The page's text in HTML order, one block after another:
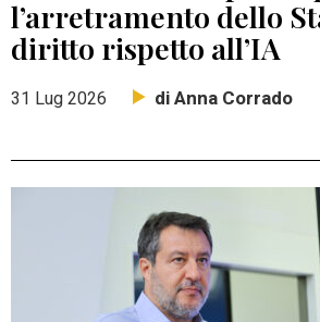
l’arretramento dello
diritto rispetto all’IA
31 Lug 2026 di Anna Corrado